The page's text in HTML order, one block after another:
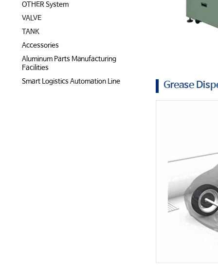
OTHER System
VALVE
TANK
Accessories
Aluminum Parts Manufacturing
Facilities
Smart Logistics Automation Line
Grease